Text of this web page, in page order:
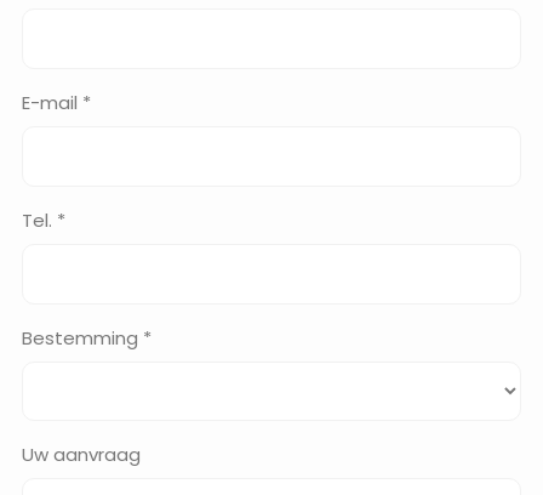
E-mail *
Tel. *
Bestemming *
Uw aanvraag